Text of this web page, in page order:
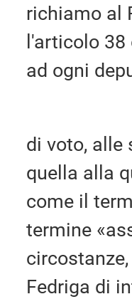
richiamo al
l'articolo
ad ogni
di voto, alle
quella alla
come il
termine
Fedriga di